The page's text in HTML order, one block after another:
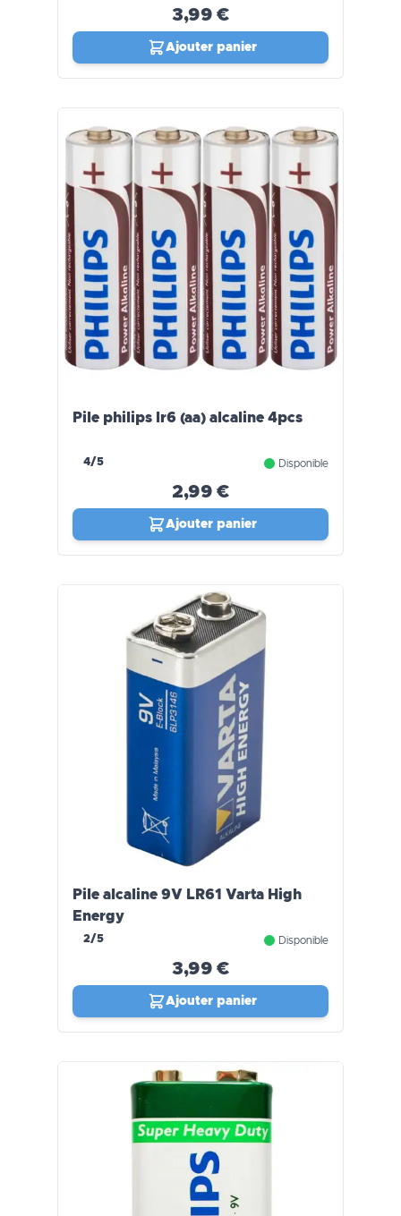
3,99 €
Ajouter panier
Pile philips lr6 (aa) alcaline 4pcs
4/5 Disponible
2,99 €
Ajouter panier
Pile alcaline 9V LR61 Varta High
Energy
2/5 Disponible
3,99 €
Ajouter panier